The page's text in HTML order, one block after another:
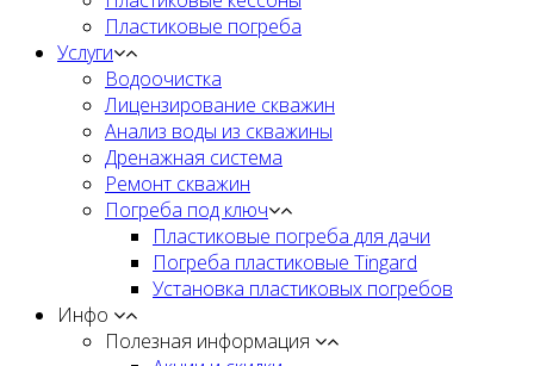
Пластиковые погреба
Услуги
Водоочистка
Лицензирование скважин
Анализ воды из скважины
Дренажная система
Ремонт скважин
Погреба под ключ
Пластиковые погреба для дачи
Погреба пластиковые Tingard
Установка пластиковых погребов
Инфо
Полезная информация